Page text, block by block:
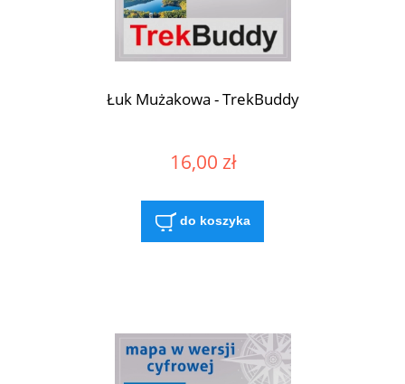
Łuk Mużakowa - TrekBuddy
16,00 zł
do koszyka